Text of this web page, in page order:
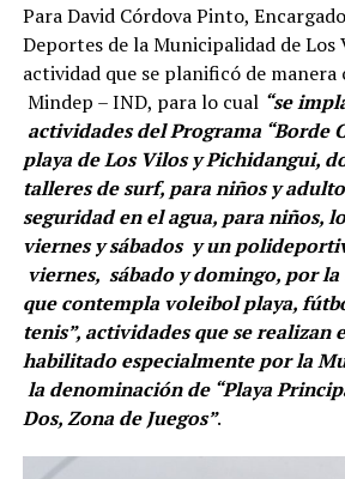
Para David Córdova Pinto,
Deportes de la Municipalidad de Los
actividad que se planificó de
Mindep – IND, para lo cual “se
actividades del Programa “Borde
playa de Los Vilos y Pichidangui,
talleres de surf, para niños y
seguridad en el agua, para niños,
viernes y sábados y un
viernes, sábado y domingo, por
que contempla voleibol playa,
tenis”, actividades que se realizan
habilitado especialmente por la
la denominación de “Playa
Dos, Zona de Juegos”.